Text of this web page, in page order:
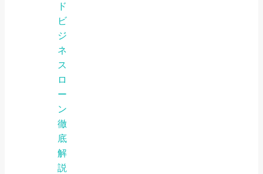
ド
ビ
ジ
ネ
ス
ロ
ー
ン
徹
底
解
説